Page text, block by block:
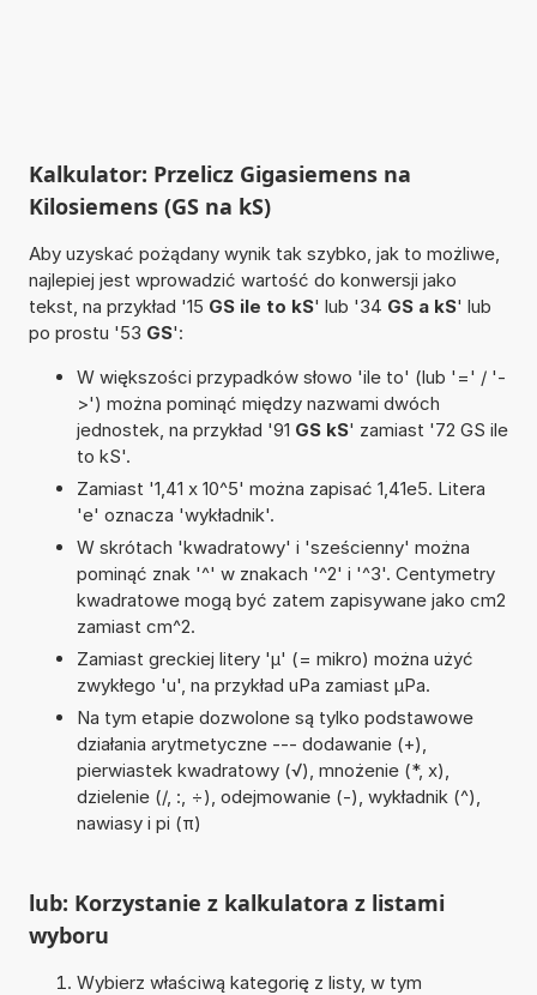
Kalkulator: Przelicz Gigasiemens na
Kilosiemens (GS na kS)
Aby uzyskać pożądany wynik tak szybko, jak to możliwe,
najlepiej jest wprowadzić wartość do konwersji jako
tekst, na przykład '15 GS ile to kS' lub '34 GS a kS' lub
po prostu '53 GS':
W większości przypadków słowo 'ile to' (lub '=' / '-
>') można pominąć między nazwami dwóch
jednostek, na przykład '91 GS kS' zamiast '72 GS ile
to kS'.
Zamiast '1,41 x 10^5' można zapisać 1,41e5. Litera
'e' oznacza 'wykładnik'.
W skrótach 'kwadratowy' i 'sześcienny' można
pominąć znak '^' w znakach '^2' i '^3'. Centymetry
kwadratowe mogą być zatem zapisywane jako cm2
zamiast cm^2.
Zamiast greckiej litery 'µ' (= mikro) można użyć
zwykłego 'u', na przykład uPa zamiast µPa.
Na tym etapie dozwolone są tylko podstawowe
działania arytmetyczne --- dodawanie (+),
pierwiastek kwadratowy (√), mnożenie (*, x),
dzielenie (/, :, ÷), odejmowanie (-), wykładnik (^),
nawiasy i pi (π)
lub: Korzystanie z kalkulatora z listami
wyboru
Wybierz właściwą kategorię z listy, w tym